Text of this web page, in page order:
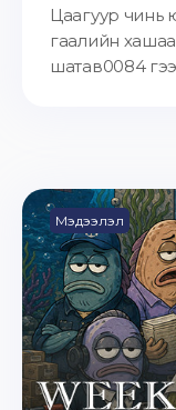
Цаагуур чинь
гаалийн
шатав0084
Мэдээлэл